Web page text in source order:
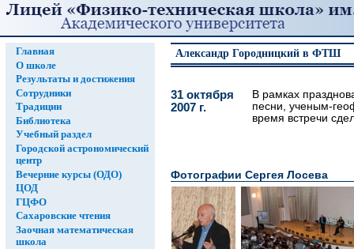
Главная
О школе
Результаты и достижения
Сотрудники
Традиции
Библиотека
Учебный раздел
Городской астрономический
центр
Вечерние курсы (ОДО)
ЦОД
ГЦФО
Сахаровские чтения
Заочная математическая
школа
Александр Городницкий в ФТШ
31 октября
2007 г.
В рамках
песни, ученым-
время встречи
Фотографии Сергея Лосева